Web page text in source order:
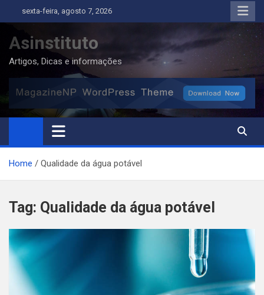
to
content
sexta-feira, agosto 7, 2026
Asinstituto
Artigos, Dicas e informações
Home Qualidade da água potável
Tag: Qualidade da água potável